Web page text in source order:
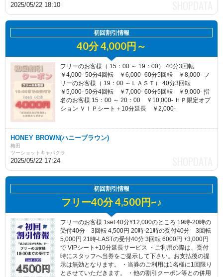
2025/05/22 18:10
初回割引情報
40分 4,000円～
フリーのお客様（ 15：00 ～ 19：00） 40分3回転
￥4,000- 50分4回転 ￥6,000- 60分5回転 ￥8,000- フ
リーのお客様（ 19：00 ～ＬＡＳＴ） 40分3回転
￥5,000- 50分4回転 ￥7,000- 60分5回転 ￥9,000- 指
名のお客様 15：00 ～ 20：00 ￥10,000- ＨＰ限定オプ
ション ＶＩＰシート＋10分延長 ￥2,000-
HONEY BROWN(ハニーブラウン)
梅田
ツーショットキャバクラ
2025/05/22 17:24
初回割引情報
フリー40分 4,500円~♪
フリーのお客様 1set 40分¥12,000のところ 19時-20時の
受付40分 3回転 4,500円 20時-21時の受付40分 3回転
5,000円 21時-LASTの受付40分 3回転 6000円 +3,000円
で VIPシート+10分延長サービス ・ご利用の際は、受付
時にスタッフへ当券をご提示して下さい。お支払後の提
示は無効となります。 ・当券のご利用は1名様に1回限り
とさせていただきます。 ・他の割引クーポン等との併用